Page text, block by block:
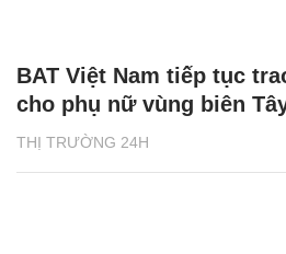
THỊ TRƯỜNG 24H
BAT Việt Nam tiếp tục
cho phụ nữ vùng biên